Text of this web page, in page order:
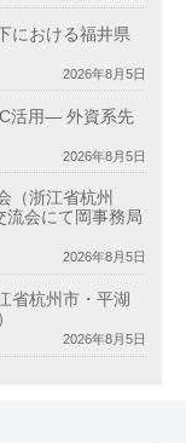
における福井県
2026年8月5日
活用― 外資系先
2026年8月5日
（浙江省杭州
流会にて岡事務局
2026年8月5日
省杭州市・平湖
2026年8月5日